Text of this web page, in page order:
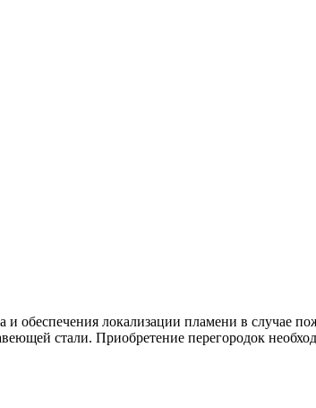
обеспечения локализации пламени в случае
стали. Приобретение перегородок